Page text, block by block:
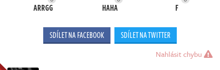
ARRGG HAHA F
SDÍLET NA FACEBOOK SDÍLET NA TWITTER
Nahlásit chybu